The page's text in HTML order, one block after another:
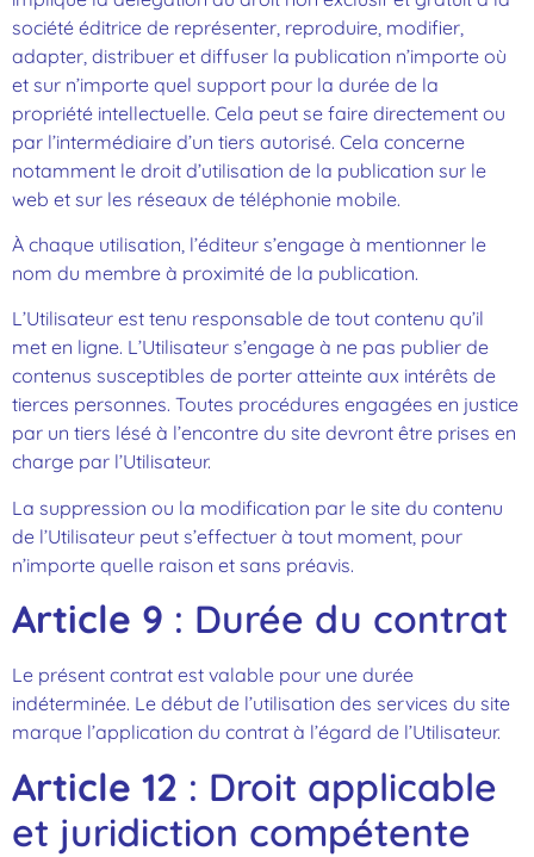
société éditrice de représenter, reproduire, modifier,
adapter, distribuer et diffuser la publication n’importe où
et sur n’importe quel support pour la durée de la
propriété intellectuelle. Cela peut se faire directement ou
par l’intermédiaire d’un tiers autorisé. Cela concerne
notamment le droit d’utilisation de la publication sur le
web et sur les réseaux de téléphonie mobile.
À chaque utilisation, l’éditeur s’engage à mentionner le
nom du membre à proximité de la publication.
L’Utilisateur est tenu responsable de tout contenu qu’il
met en ligne. L’Utilisateur s’engage à ne pas publier de
contenus susceptibles de porter atteinte aux intérêts de
tierces personnes. Toutes procédures engagées en justice
par un tiers lésé à l’encontre du site devront être prises en
charge par l’Utilisateur.
La suppression ou la modification par le site du contenu
de l’Utilisateur peut s’effectuer à tout moment, pour
n’importe quelle raison et sans préavis.
Article 9 : Durée du contrat
Le présent contrat est valable pour une durée
indéterminée. Le début de l’utilisation des services du site
marque l’application du contrat à l’égard de l’Utilisateur.
Article 12 : Droit applicable
et juridiction compétente